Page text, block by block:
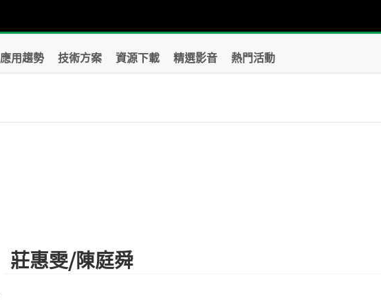
應用趨勢 技術方案 資源下載 精選影音 熱門活動
莊惠雯/陳庭舜